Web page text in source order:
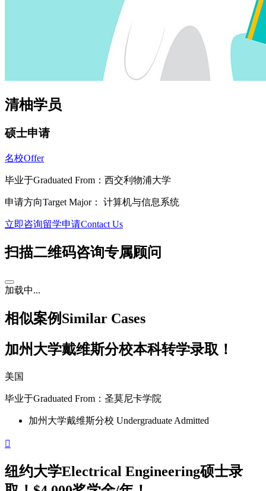
清柚学员
硕士申请
名校Offer
毕业于Graduated From ：西交利物浦大学
申请方向Target Major： 计算机与信息系统
立即咨询留学申请Contact Us
扫描二维码咨询专属顾问
加载中...
相似案例Similar Cases
加州大学戴维斯分校本科转学录取！
美国
毕业于Graduated From ：圣莫尼卡学院
加州大学戴维斯分校 Undergraduate Admitted

纽约大学Electrical Engineering硕士录